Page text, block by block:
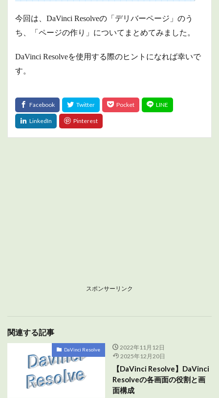
今回は、DaVinci Resolveの「デリバーページ」のう
ち、「ページの作り」についてまとめてみました。
DaVinci Resolveを使用する際のヒントになれば幸いで
す。
スポンサーリンク
関連する記事
DaVinci Resolve
2022年11月12日
2025年12月20日
【DaVinci Resolve】DaVinci
Resolveの各画面の役割と画
面構成